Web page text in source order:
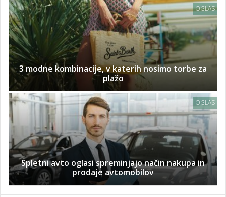
OGLAS
3 modne kombinacije, v katerih nosimo torbe za
plažo
OGLAS
Spletni avto oglasi spreminjajo način nakupa in
prodaje avtomobilov